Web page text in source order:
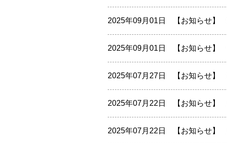
2025年09月01日 【お知らせ】
2025年09月01日 【お知らせ】
2025年07月27日 【お知らせ】
2025年07月22日 【お知らせ】
2025年07月22日 【お知らせ】